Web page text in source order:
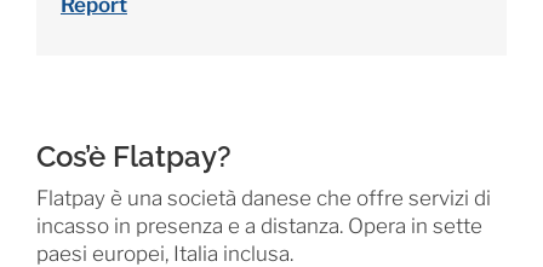
Cos’è Flatpay?
Flatpay è una società danese che offre servizi di
incasso in presenza e a distanza. Opera in sette
paesi europei, Italia inclusa.